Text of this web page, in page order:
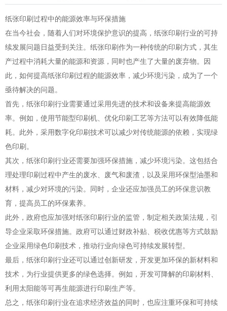
纸张印刷过程中的能源效率与环保措施
在当今社会，随着人们对环境保护意识的提高，纸张印刷行业的可持
续发展问题日益受到关注。纸张印刷作为一种传统的印刷方式，其生
产过程中消耗大量的能源和资源，同时也产生了大量的废弃物。因
此，如何提高纸张印刷过程的能源效率，减少环境污染，成为了一个
亟待解决的问题。
首先，纸张印刷行业需要通过采用先进的技术和设备来提高能源效
率。例如，使用节能型印刷机、优化印刷工艺等方法可以有效降低能
耗。此外，采用数字化印刷技术可以减少对传统能源的依赖，实现绿
色印刷。
其次，纸张印刷行业还需要加强环保措施，减少环境污染。这包括合
理处理印刷过程中产生的废水、废气和废渣，以及采用环保型油墨和
材料，减少对环境的污染。同时，企业还应加强员工的环保意识教
育，提高员工的环保素养。
此外，政府也应加强对纸张印刷行业的监管，制定相关政策法规，引
导企业采取环保措施。政府可以通过财政补贴、税收优惠等方式鼓励
企业采用绿色印刷技术，推动行业向绿色可持续发展转型。
最后，纸张印刷行业还可以通过创新研发，开发更加环保的新材料和
技术，为行业提供更多的绿色选择。例如，开发可降解的印刷材料、
利用太阳能等可再生能源进行印刷生产等。
总之，纸张印刷行业在追求经济效益的同时，也应注重环保和可持续